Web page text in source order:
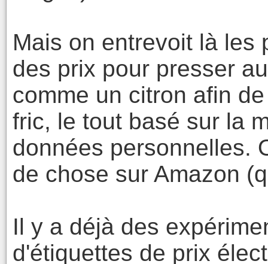
Mais on entrevoit là les
des prix pour presser
comme un citron afin
fric, le tout basé sur la
données personnelles.
de chose sur Amazon
Il y a déjà des
d'étiquettes de prix